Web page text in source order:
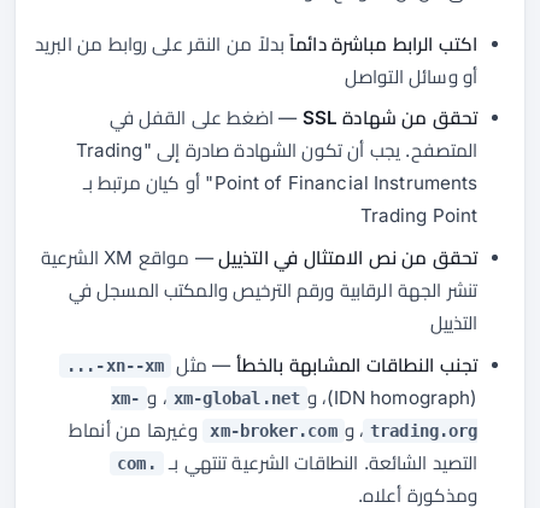
اكتب الرابط مباشرة دائماًبدلاً من النقر على روابط من البريد
أو وسائل التواصل
تحقق من شهادة SSL
— اضغط على القفل في
المتصفح. يجب أن تكون الشهادة صادرة إلى "Trading
Point of Financial Instruments" أو كيان مرتبط بـ
Trading Point
تحقق من نص الامتثال في التذييل
— مواقع XM الشرعية
تنشر الجهة الرقابية ورقم الترخيص والمكتب المسجل في
التذييل
تجنب النطاقات المشابهة بالخطأ — مثل xn--xm-...
‏(IDN homograph)، و xm-global.net ، و xm-
trading.org ، و xm-broker.com
وغيرها من أنماط
التصيد الشائعة. النطاقات الشرعية تنتهي بـ
.com
ومذكورة أعلاه.